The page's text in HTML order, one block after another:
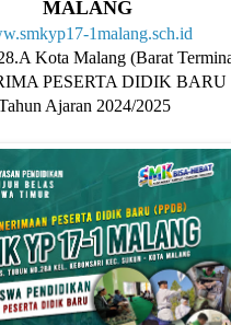
MALANG
1malang.sch.id
Kota Malang (Barat
PESERTA DIDIK BARU
Ajaran 2024/2025